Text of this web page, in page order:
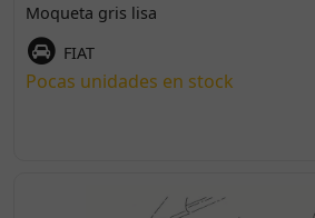
Moqueta gris lisa
FIAT
Pocas unidades en stock